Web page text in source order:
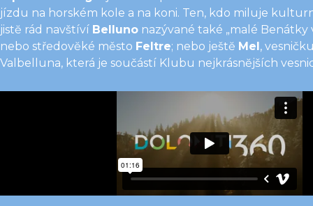
jízdu na horském kole a na koni. Ten, kdo miluje
jistĕ rád navštíví Belluno nazývané také „malé Benátky
nebo středovĕké město Feltre; nebo ještĕ Mel ,
Valbelluna, která je součástí Klubu nejkrásnĕjších